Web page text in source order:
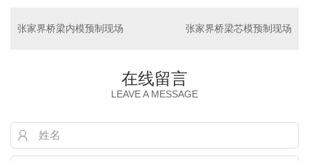
张家界桥梁内模预制现场 张家界桥梁芯模预制现场
在线留言
LEAVE A MESSAGE